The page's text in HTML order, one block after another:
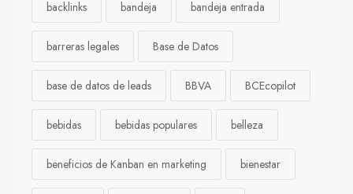
backlinks bandeja bandeja entrada
barreras legales Base de Datos
base de datos de leads BBVA BCEcopilot
bebidas bebidas populares belleza
beneficios de Kanban en marketing bienestar